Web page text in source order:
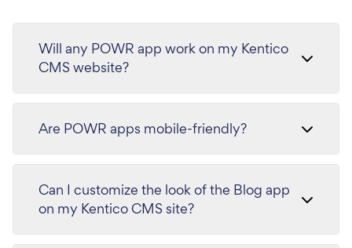
Will any POWR app work on my Kentico
CMS website?
Are POWR apps mobile-friendly?
Can I customize the look of the Blog app
on my Kentico CMS site?